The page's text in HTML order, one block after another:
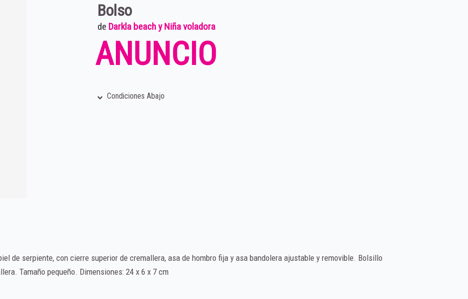
Bolso
de Darkla beach y Niña voladora
ANUNCIO
Condiciones Abajo
de serpiente, con cierre superior de cremallera, asa de hombro fija y asa bandolera ajustable y removible. Bolsillo
Tamaño pequeño. Dimensiones: 24 x 6 x 7 cm